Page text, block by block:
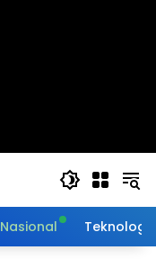
Nasional Teknologi